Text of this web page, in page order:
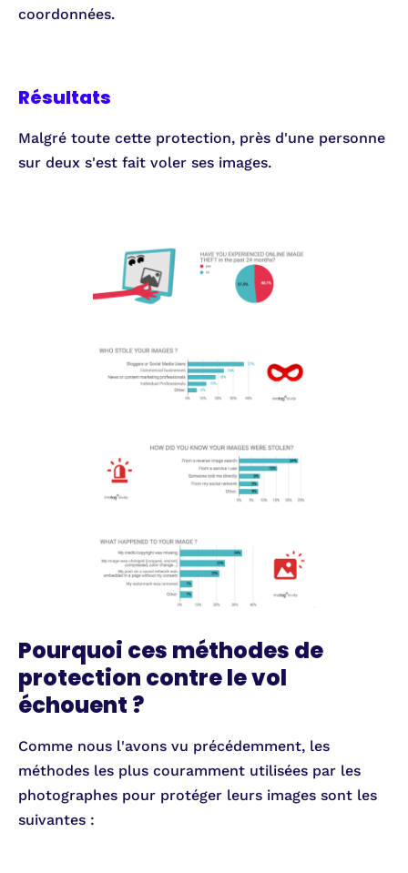
coordonnées.
Résultats
Malgré toute cette protection, près d'une personne
sur deux s'est fait voler ses images.
Pourquoi ces méthodes de
protection contre le vol
échouent ?
Comme nous l'avons vu précédemment, les
méthodes les plus couramment utilisées par les
photographes pour protéger leurs images sont les
suivantes :